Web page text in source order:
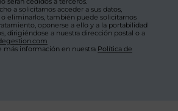
a solicitarnos acceder a sus datos,
eliminarlos, también puede solicitarnos
oponerse a ello y a la portabilidad
dirigiéndose a nuestra dirección postal o a
más información en nuestra Política de